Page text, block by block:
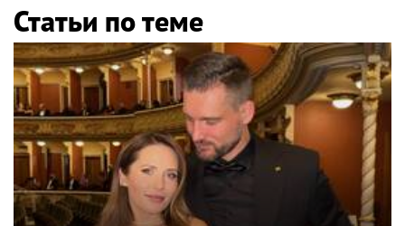
Статьи по теме